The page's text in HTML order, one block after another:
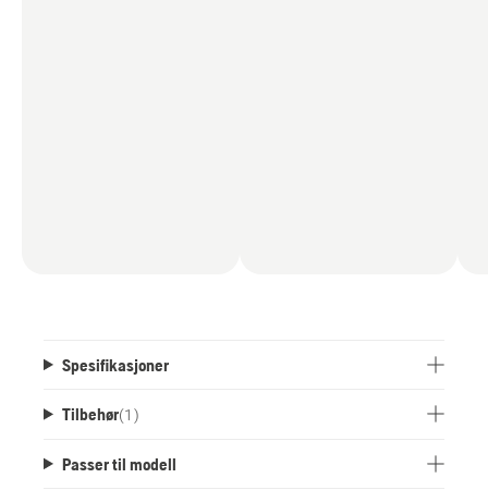
Spesifikasjoner
Tilbehør(1 )
Passer til modell